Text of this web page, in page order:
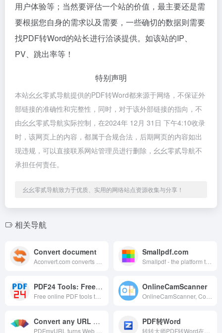
用户体验等；当然要评估一个站的价值，最主要还是需
要根据您自身的需求以及需要，一些确切的数据则需要
找PDF转Word的站长进行洽谈提供。如该站的IP、
PV、跳出率等！
特别声明
本站幺幺零贰导航提供的PDF转Word都来源于网络，不保证外
部链接的准确性和完整性，同时，对于该外部链接的指向，不
由幺幺零贰导航实际控制，在2024年 12月 31日 下午4:10收录
时，该网页上的内容，都属于合规合法，后期网页的内容如出
现违规，可以直接联系网站管理员进行删除，幺幺零贰导航不
承担任何责任。
幺幺零贰导航致力于优质、实用的网络站点资源收集与分享！
相关导航
Convert document Smallpdf.com
PDF24 Tools: Free PDF solutions for all PDF problems OnlineCamScanner
Convert any URL or Web Page to PDF. Online HTML to PDF API service. PDF转Word